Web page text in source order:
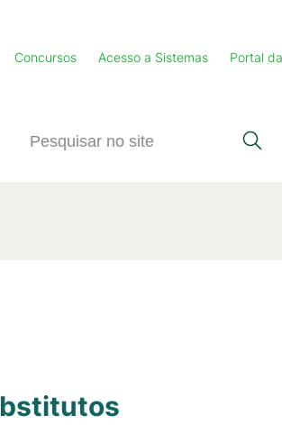
Concursos Acesso a Sistemas Portal